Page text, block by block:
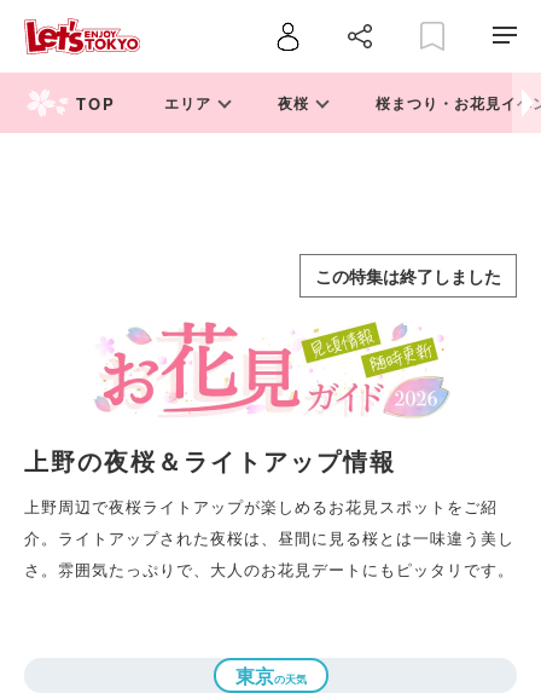
エリア 夜桜 桜まつり・お花見イベ
この特集は終了しました
上野の夜桜＆ライトアップ情報
上野周辺で夜桜ライトアップが楽しめるお花見スポットをご紹
介。ライトアップされた夜桜は、昼間に見る桜とは一味違う美し
さ。雰囲気たっぷりで、大人のお花見デートにもピッタリです。
東京